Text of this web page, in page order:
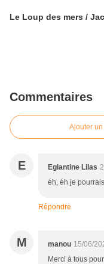
Le Loup des mers /
Commentaires
Ajouter
E Eglantine Lilas
éh, éh je
Répondre
M manou 15/06/
Merci à tous